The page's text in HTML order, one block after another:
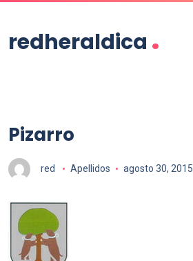
redheraldica .
Pizarro
red Apellidos agosto 30, 2015